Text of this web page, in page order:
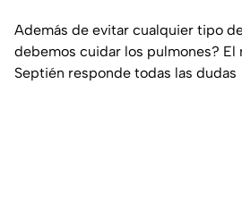
Además de evitar cualquier tipo
debemos cuidar los pulmones? El
Septién responde todas las dudas